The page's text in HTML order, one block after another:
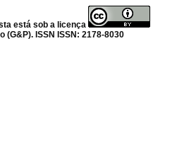
está sob a licença
(G&P). ISSN ISSN: 2178-8030